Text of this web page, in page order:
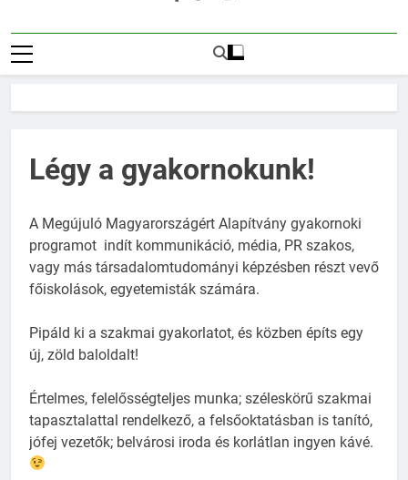
Légy a gyakornokunk!
A Megújuló Magyarországért Alapítvány gyakornoki
programot indít kommunikáció, média, PR szakos,
vagy más társadalomtudományi képzésben részt vevő
főiskolások, egyetemisták számára.
Pipáld ki a szakmai gyakorlatot, és közben építs egy
új, zöld baloldalt!
Értelmes, felelősségteljes munka; széleskörű szakmai
tapasztalattal rendelkező, a felsőoktatásban is tanító,
jófej vezetők; belvárosi iroda és korlátlan ingyen kávé.